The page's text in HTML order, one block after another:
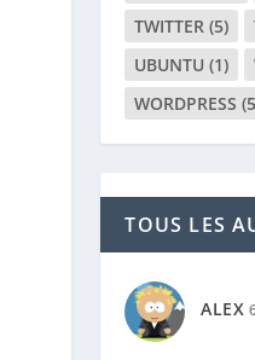
TWITTER (5)
UBUNTU (1)
WORDPRESS
TOUS LES
ALEX